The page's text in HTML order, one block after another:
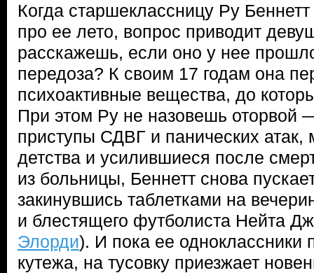
Когда старшеклассницу Ру Беннетт
про ее лето, вопрос приводит
расскажешь, если оно у нее
передоза? К своим 17 годам она
психоактивные вещества, до
При этом Ру не назовешь оторвой
приступы СДВГ и панических
детства и усилившиеся после
из больницы, Беннетт снова
закинувшись таблетками на
и блестящего футболиста Нейта
Элорди). И пока ее одноклассники
кутежа, на тусовку приезжает